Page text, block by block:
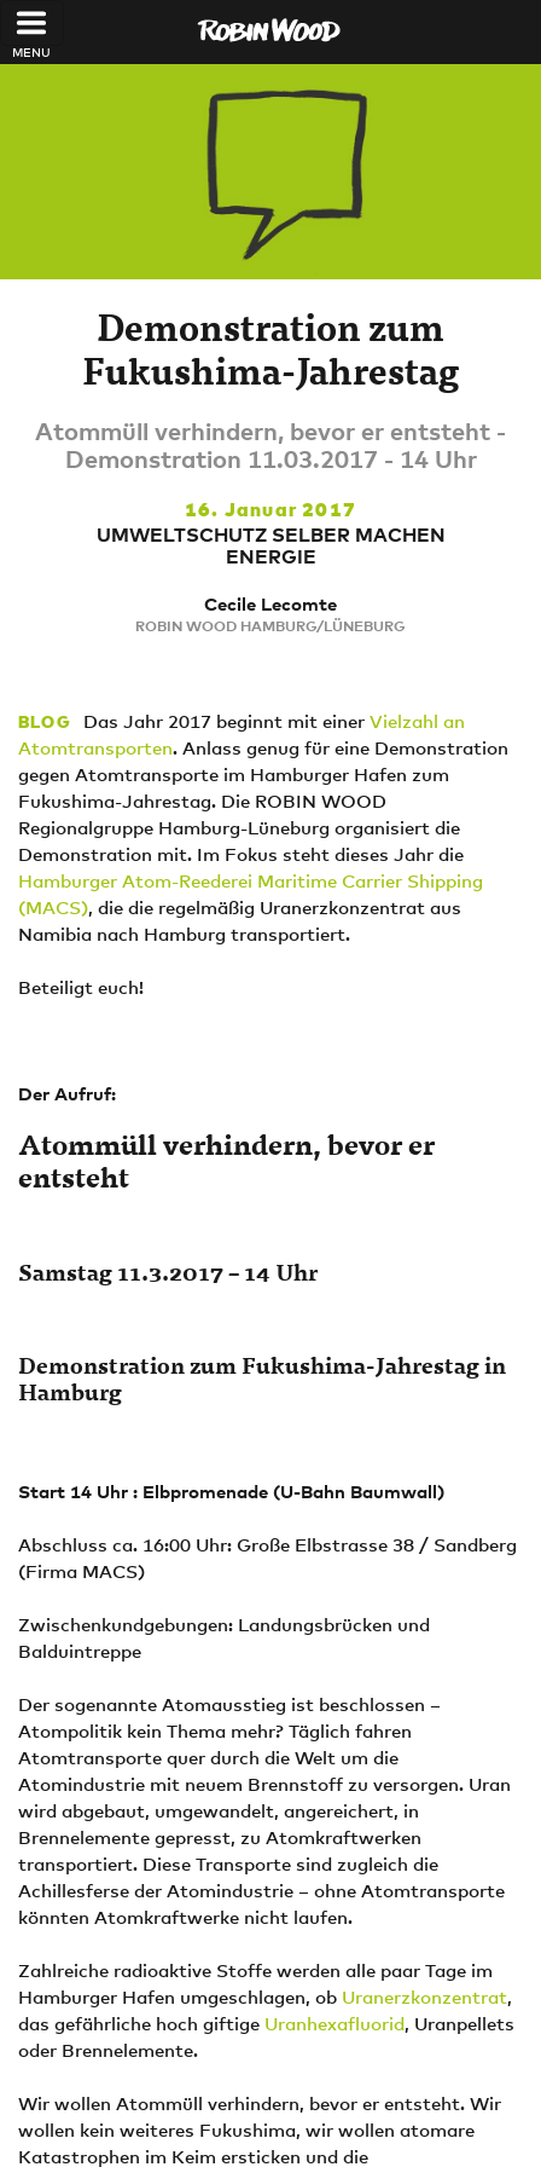
Direkt zum Inhalt
Demonstration zum
Fukushima-Jahrestag
Atommüll verhindern, bevor er entsteht -
Demonstration 11.03.2017 - 14 Uhr
16. Januar 2017
UMWELTSCHUTZ SELBER MACHEN
ENERGIE
Cecile Lecomte
ROBIN WOOD HAMBURG/LÜNEBURG
BLOG Das Jahr 2017 beginnt mit einer Vielzahl an
Atomtransporten. Anlass genug für eine Demonstration
gegen Atomtransporte im Hamburger Hafen zum
Fukushima-Jahrestag. Die ROBIN WOOD
Regionalgruppe Hamburg-Lüneburg organisiert die
Demonstration mit. Im Fokus steht dieses Jahr die
Hamburger Atom-Reederei Maritime Carrier Shipping
(MACS), die die regelmäßig Uranerzkonzentrat aus
Namibia nach Hamburg transportiert.
Beteiligt euch!
Der Aufruf:
Atommüll verhindern, bevor er
entsteht
Samstag 11.3.2017 – 14 Uhr
Demonstration zum Fukushima-Jahrestag in
Hamburg
Start 14 Uhr : Elbpromenade (U-Bahn Baumwall)
Abschluss ca. 16:00 Uhr: Große Elbstrasse 38 / Sandberg
(Firma MACS)
Zwischenkundgebungen: Landungsbrücken und
Balduintreppe
Der sogenannte Atomausstieg ist beschlossen –
Atompolitik kein Thema mehr? Täglich fahren
Atomtransporte quer durch die Welt um die
Atomindustrie mit neuem Brennstoff zu versorgen. Uran
wird abgebaut, umgewandelt, angereichert, in
Brennelemente gepresst, zu Atomkraftwerken
transportiert. Diese Transporte sind zugleich die
Achillesferse der Atomindustrie – ohne Atomtransporte
könnten Atomkraftwerke nicht laufen.
Zahlreiche radioaktive Stoffe werden alle paar Tage im
Hamburger Hafen umgeschlagen, ob Uranerzkonzentrat,
das gefährliche hoch giftige Uranhexafluorid, Uranpellets
oder Brennelemente.
Wir wollen Atommüll verhindern, bevor er entsteht. Wir
wollen kein weiteres Fukushima, wir wollen atomare
Katastrophen im Keim ersticken und die